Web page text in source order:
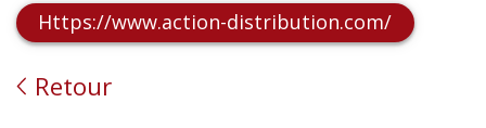
Https://www.action-distribution.com/
Retour